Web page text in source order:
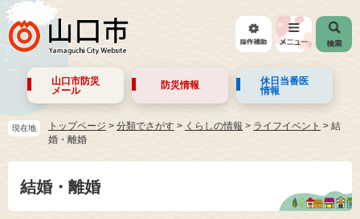
山口市防災
メール
防災情報
休日当番医
情報
現在地 トップページ > 分類でさがす > くらしの情報 > ライフイベント > 結
婚・離婚
結婚・離婚